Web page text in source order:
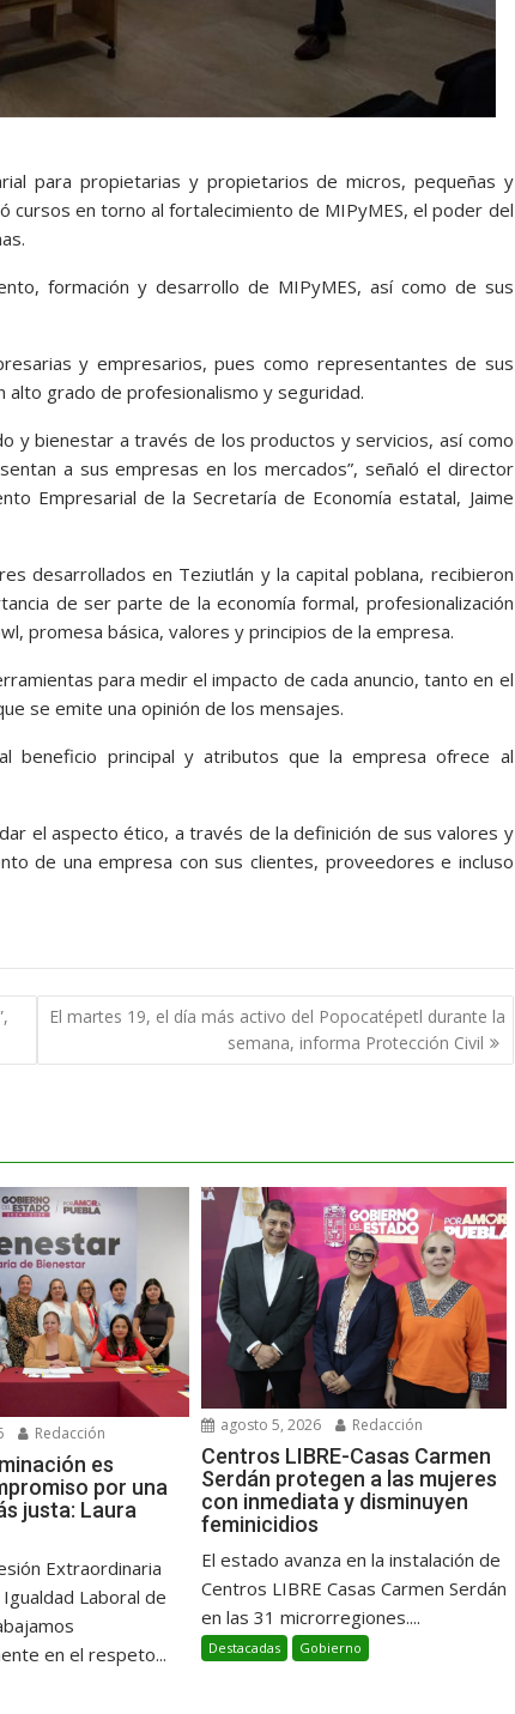
para propietarias y propietarios de micros, pequeñas y
cursos en torno al fortalecimiento de MIPyMES, el poder del
formación y desarrollo de MIPyMES, así como de sus
y empresarios, pues como representantes de sus
grado de profesionalismo y seguridad.
y bienestar a través de los productos y servicios, así como
a sus empresas en los mercados”, señaló el director
Empresarial de la Secretaría de Economía estatal, Jaime
desarrollados en Teziutlán y la capital poblana, recibieron
de ser parte de la economía formal, profesionalización
promesa básica, valores y principios de la empresa.
para medir el impacto de cada anuncio, tanto en el
se emite una opinión de los mensajes.
beneficio principal y atributos que la empresa ofrece al
el aspecto ético, a través de la definición de sus valores y
de una empresa con sus clientes, proveedores e incluso
El martes 19, el día más activo del Popocatépetl durante la
semana, informa Protección Civil
Redacción
es
por una
justa: Laura
Extraordinaria
Laboral de
en el respeto...
agosto 5, 2026 Redacción
Centros LIBRE-Casas Carmen
Serdán protegen a las mujeres
con inmediata y disminuyen
feminicidios
El estado avanza en la instalación de
Centros LIBRE Casas Carmen Serdán
en las 31 microrregiones....
Destacadas Gobierno